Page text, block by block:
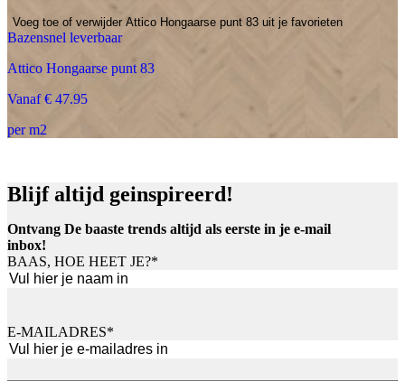
Voeg toe of verwijder Attico Hongaarse punt 83 uit je favorieten
Bazensnel leverbaar
Attico Hongaarse punt 83
Vanaf € 47.95
per m2
Blijf altijd geinspireerd!
Ontvang De baaste trends altijd als eerste in je e-mail
inbox!
BAAS, HOE HEET JE?*
E-MAILADRES*